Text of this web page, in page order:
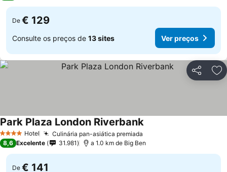
De € 129
Consulte os preços de 13 sites Ver preços
Partilhar
4 EstrelasHotel Culinária pan-asiática premiada
Park Plaza London Riverbank
8,6 Excelente 31.981 a 1.0 km de Big Ben
De € 141